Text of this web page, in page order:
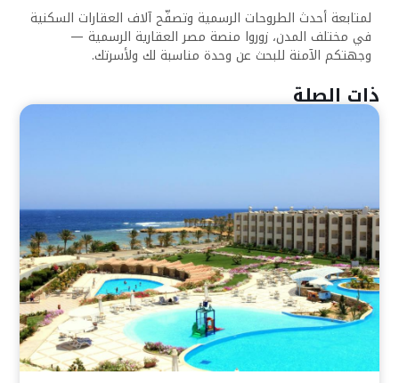
لمتابعة أحدث الطروحات الرسمية وتصفّح آلاف العقارات السكنية
في مختلف المدن، زوروا منصة مصر العقارية الرسمية —
وجهتكم الآمنة للبحث عن وحدة مناسبة لك ولأسرتك.
ذات الصلة